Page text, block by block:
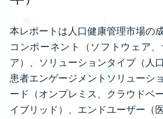
本レポートは人口健康管理市場の
コンポーネント（ソフトウェア
ア）、ソリューションタイプ（人
患者エンゲージメントソリューシ
ード（オンプレミス、クラウドベ
イブリッド）、エンドユーザー（